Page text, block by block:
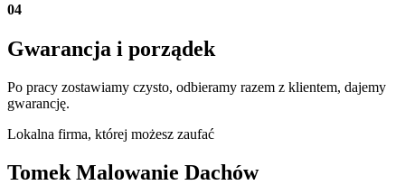
04
Gwarancja i porządek
Po pracy zostawiamy czysto, odbieramy razem z klientem, dajemy
gwarancję.
Lokalna firma, której możesz zaufać
Tomek Malowanie Dachów